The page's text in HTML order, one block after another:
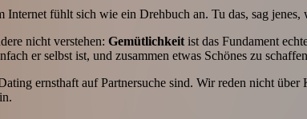
fühlt sich wie ein Drehbuch an. Tu das, sag
nicht verstehen: Gemütlichkeit ist das Fundament
er selbst ist, und zusammen etwas Schönes zu
ernsthaft auf Partnersuche sind. Wir reden nicht